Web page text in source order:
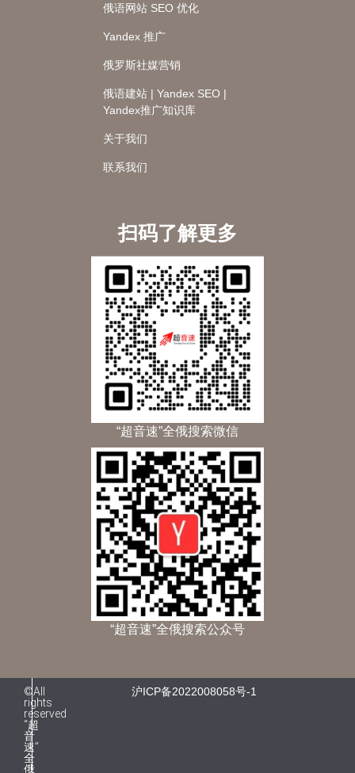
俄语网站 SEO 优化
Yandex 推广
俄罗斯社媒营销
俄语建站 | Yandex SEO |
Yandex推广知识库
关于我们
联系我们
扫码了解更多
“超音速”全俄搜索微信
“超音速”全俄搜索公众号
©All
rights
reserved
“超
音
速”
全
俄
沪ICP备2022008058号-1